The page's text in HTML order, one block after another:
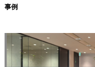
事例